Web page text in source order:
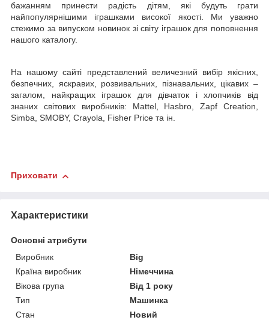
бажанням принести радість дітям, які будуть грати
найпопулярнішими іграшками високої якості. Ми уважно
стежимо за випуском новинок зі світу іграшок для поповнення
нашого каталогу.
На нашому сайті представлений величезний вибір якісних,
безпечних, яскравих, розвивальних, пізнавальних, цікавих –
загалом, найкращих іграшок для дівчаток і хлопчиків від
знаних світових виробників: Mattel, Hasbro, Zapf Creation,
Simba, SMOBY, Crayola, Fisher Price та ін.
Приховати
Характеристики
Основні атрибути
Виробник
Big
Країна виробник
Німеччина
Вікова група
Від 1 року
Тип
Машинка
Стан
Новий